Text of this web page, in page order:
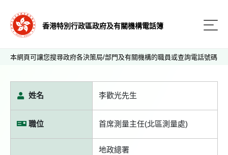
香港特別行政區政府及有關機構電話簿
本網頁可讓您搜尋政府各決策局/部門及有關機構的職員或查詢電話號碼
姓名 李歡光先生
職位 首席測量主任(北區測量處)
地政總署